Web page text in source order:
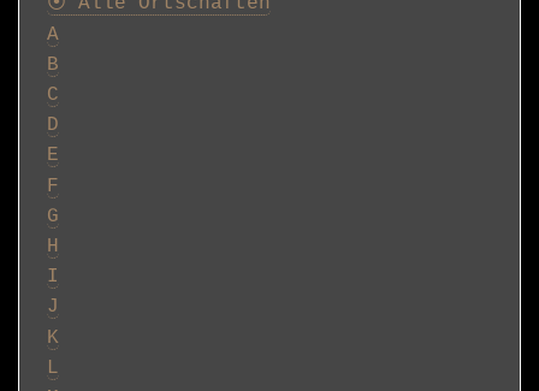
I
J
K
L
M
N
O
P
Q
R
S
T
U